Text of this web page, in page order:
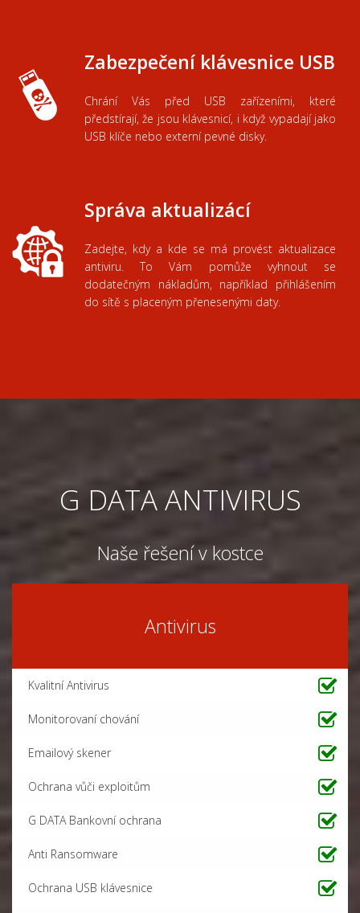
Zabezpečení klávesnice USB
Chrání Vás před USB zařízeními, které
předstírají, že jsou klávesnicí, i když vypadají jako
USB klíče nebo externí pevné disky.
Správa aktualizácí
Zadejte, kdy a kde se má provést aktualizace
antiviru. To Vám
pomůže vyhnout se
dodatečným nákladům, například
přihlášením
do sítě s placeným přenesenými daty.
G DATA ANTIVIRUS
Naše řešenív kostce
Antivirus
Kvalitní Antivirus
Monitorovaní chování
Emailový skener
Ochrana vůči exploitům
G DATA Bankovní ochrana
Anti Ransomware
Ochrana USB klávesnice